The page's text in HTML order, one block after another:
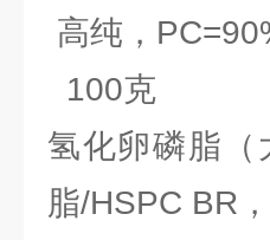
高纯，
100克
氢化卵磷脂
脂/HSPC BR